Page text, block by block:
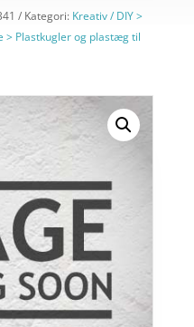
Kategori: Kreativ / DIY >
> Plastkugler og plastæg til